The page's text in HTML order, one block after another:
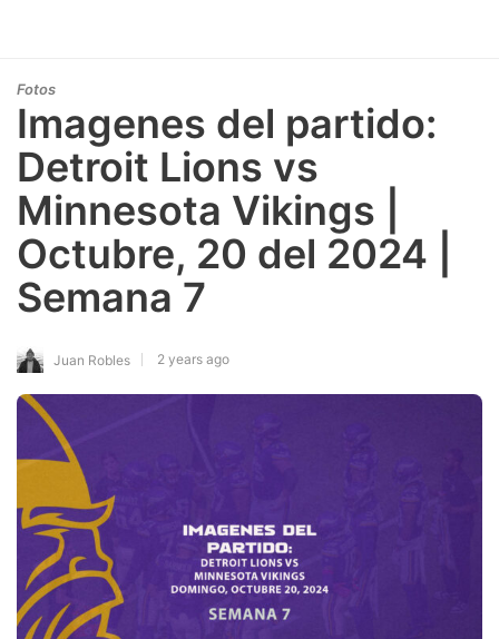
Fotos
Imagenes del partido:
Detroit Lions vs
Minnesota Vikings |
Octubre, 20 del 2024 |
Semana 7
Juan Robles 2 years ago